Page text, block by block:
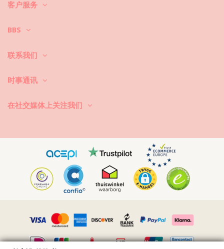
你想让你的新比基尼套装保持几季的完好状态吗？如果是这样，你需要学
覆盖下。直接接触表面，如混凝土、石头(如游泳池边缘)或木头（尤其是
怎么洗？每次使用后，用清水冲洗比基尼，不要用盐水。我们总是建议洗
单的肥皂，但最好是专门用于泳装洗涤的产品。
珍珠或褶边装饰，避免在洗涤时摩擦、扭曲和拉伸。
如果游泳衣有污点，试着趁它还湿的时候轻拍它。如果污渍干了，不要通
过刮来去除。你可能会破坏染料。最好请求帮助你当地的干洗店。
如何弄干？永远不要在阳光下直接暴晒。拿条毛巾，穿上比基尼或泳衣，
小心地卷起来，以排除多余的水。把它平放在毛巾上，让它在阴凉处干
燥。直接暴露在阳光下可能会褪色。请勿使用烘干机。
视频
播放视频 内裤 Bottom Dots-Orange Pipa Rio de Sol
客户服务
BBS
联系我们
时事通讯
在社交媒体上关注我们